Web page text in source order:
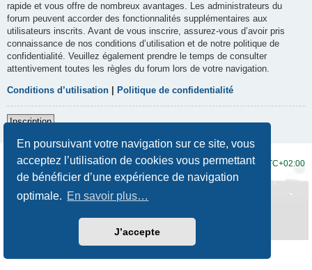
En poursuivant votre navigation sur ce site, vous
acceptez l’utilisation de cookies vous permettant
de bénéficier d’une expérience de navigation
optimale. En savoir plus…
J’accepte
rapide et vous offre de nombreux avantages. Les administrateurs du
forum peuvent accorder des fonctionnalités supplémentaires aux
utilisateurs inscrits. Avant de vous inscrire, assurez-vous d’avoir pris
connaissance de nos conditions d’utilisation et de notre politique de
confidentialité. Veuillez également prendre le temps de consulter
attentivement toutes les règles du forum lors de votre navigation.
Conditions d’utilisation Politique de confidentialité
Inscription
Accueil du forum Fuseau horaire sur UTC+02:00
Traduction française officielle
Confidentialité